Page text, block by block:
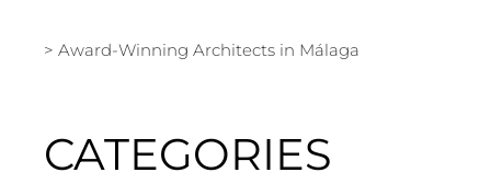
Award-Winning Architects in Málaga
CATEGORIES